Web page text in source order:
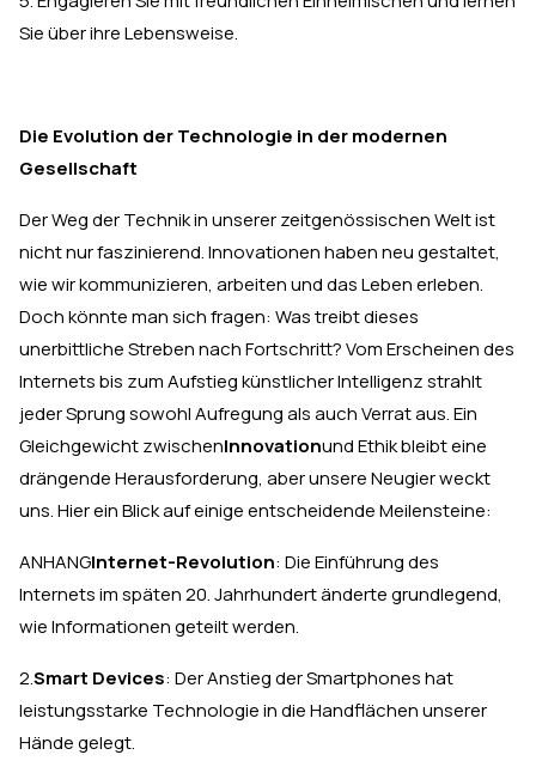
Sie über ihre Lebensweise.
Die Evolution der Technologie in der modernen
Gesellschaft
Der Weg der Technik in unserer zeitgenössischen Welt ist
nicht nur faszinierend. Innovationen haben neu gestaltet,
wie wir kommunizieren, arbeiten und das Leben erleben.
Doch könnte man sich fragen: Was treibt dieses
unerbittliche Streben nach Fortschritt? Vom Erscheinen des
Internets bis zum Aufstieg künstlicher Intelligenz strahlt
jeder Sprung sowohl Aufregung als auch Verrat aus. Ein
Gleichgewicht zwischenInnovationund Ethik bleibt eine
drängende Herausforderung, aber unsere Neugier weckt
uns. Hier ein Blick auf einige entscheidende Meilensteine:
ANHANGInternet-Revolution: Die Einführung des
Internets im späten 20. Jahrhundert änderte grundlegend,
wie Informationen geteilt werden.
2.Smart Devices: Der Anstieg der Smartphones hat
leistungsstarke Technologie in die Handflächen unserer
Hände gelegt.